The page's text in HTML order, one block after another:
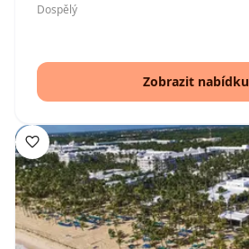
Dospělý
Zobrazit nabídku